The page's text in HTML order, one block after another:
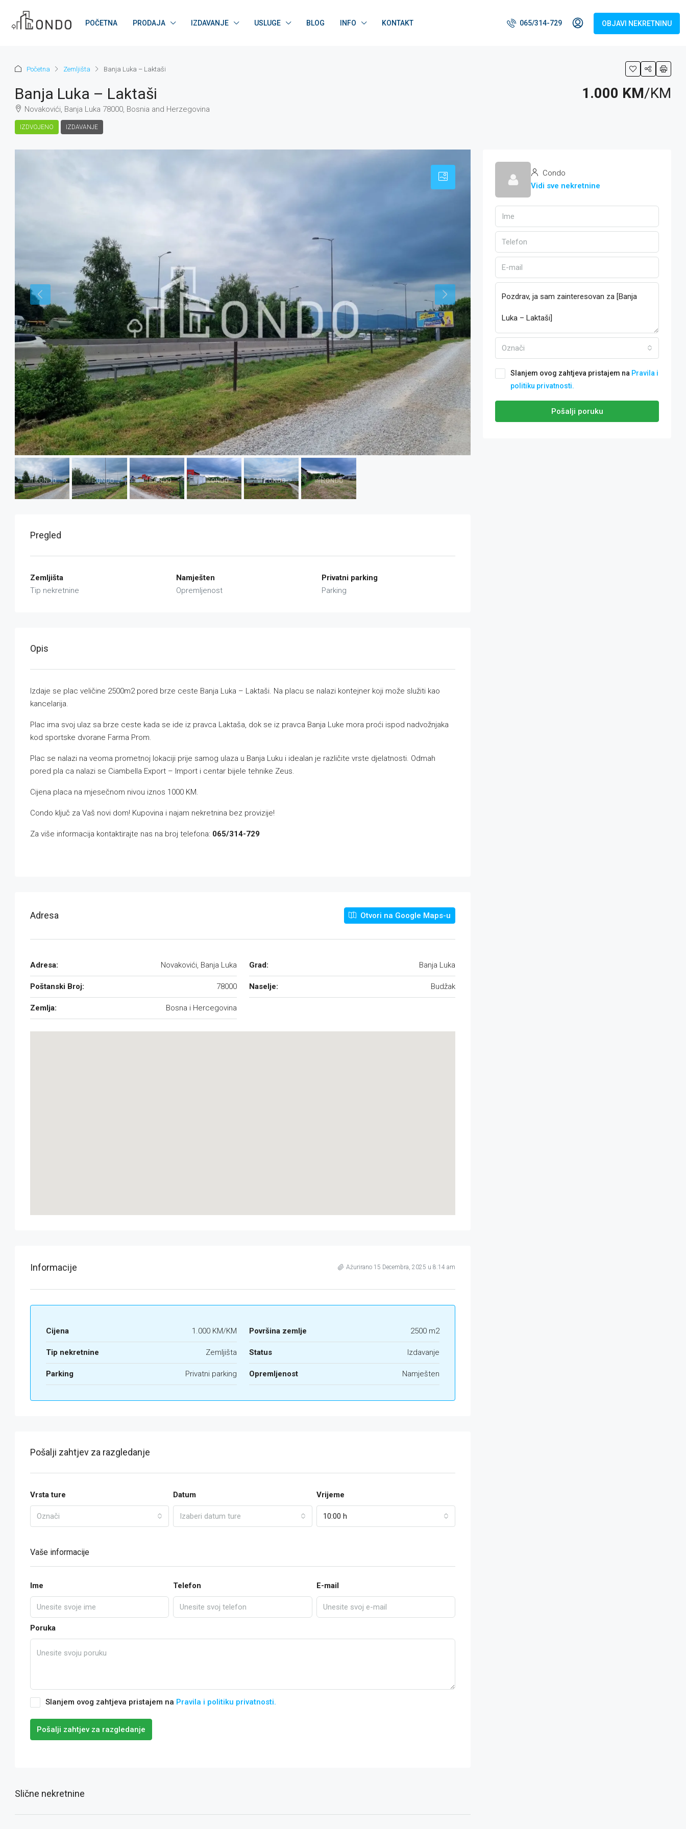
POČETNA PRODAJA IZDAVANJE USLUGE BLOG INFO KONTAKT 065/314-729 OBJAVI NEKRETNINU
Početna Zemljišta Banja Luka – Laktaši
Banja Luka – Laktaši
Novakovići, Banja Luka 78000, Bosnia and Herzegovina
IZDVOJENO IZDAVANJE
1.000 KM/KM
Pregled
Zemljišta
Tip nekretnine
Namješten
Opremljenost
Privatni parking
Parking
Opis
Izdaje se plac veličine 2500m2 pored brze ceste Banja Luka – Laktaši. Na placu se nalazi kontejner koji može služiti kao
kancelarija.
Plac ima svoj ulaz sa brze ceste kada se ide iz pravca Laktaša, dok se iz pravca Banja Luke mora proći ispod nadvožnjaka
kod sportske dvorane Farma Prom.
Plac se nalazi na veoma prometnoj lokaciji prije samog ulaza u Banja Luku i idealan je različite vrste djelatnosti. Odmah
pored pla ca nalazi se Ciambella Export – Import i centar bijele tehnike Zeus.
Cijena placa na mjesečnom nivou iznos 1000 KM.
Condo ključ za Vaš novi dom! Kupovina i najam nekretnina bez provizije!
Za više informacija kontaktirajte nas na broj telefona: 065/314-729
Adresa Otvori na Google Maps-u
Adresa: Novakovići, Banja Luka Grad: Banja Luka
Poštanski Broj: 78000 Naselje: Budžak
Zemlja: Bosna i Hercegovina
Informacije Ažurirano 15 Decembra, 2025 u 8:14 am
Cijena 1.000 KM/KM Površina zemlje 2500 m2
Tip nekretnine Zemljišta Status Izdavanje
Parking Privatni parking Opremljenost Namješten
Pošalji zahtjev za razgledanje
Vrsta ture
Označi
Datum
Izaberi datum ture
Vrijeme
10:00 h
Vaše informacije
Ime Telefon E-mail
Poruka
Slanjem ovog zahtjeva pristajem na Pravila i politiku privatnosti.
Pošalji zahtjev za razgledanje
Slične nekretnine
Condo
Vidi sve nekretnine
Označi
Slanjem ovog zahtjeva pristajem na Pravila i
politiku privatnosti.
Pošalji poruku